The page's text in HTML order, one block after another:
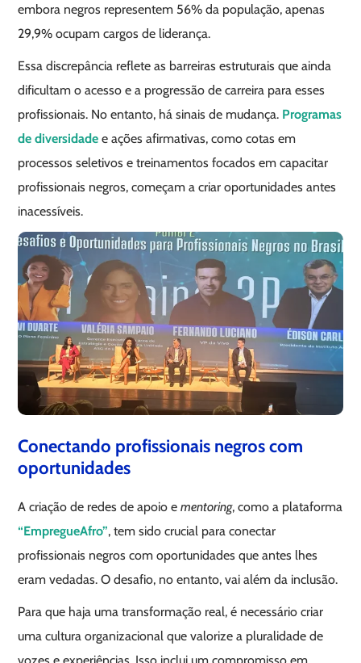
embora negros representem 56% da população, apenas
29,9% ocupam cargos de liderança.
Essa discrepância reflete as barreiras estruturais que ainda
dificultam o acesso e a progressão de carreira para esses
profissionais. No entanto, há sinais de mudança. Programas
de diversidade e ações afirmativas, como cotas em
processos seletivos e treinamentos focados em capacitar
profissionais negros, começam a criar oportunidades antes
inacessíveis.
Conectando profissionais negros com
oportunidades
A criação de redes de apoio ementoring, como a plataforma
“EmpregueAfro”, tem sido crucial para conectar
profissionais negros com oportunidades que antes lhes
eram vedadas. O desafio, no entanto, vai além da inclusão.
Para que haja uma transformação real, é necessário criar
uma cultura organizacional que valorize a pluralidade de
vozes e experiências. Isso inclui um compromisso em